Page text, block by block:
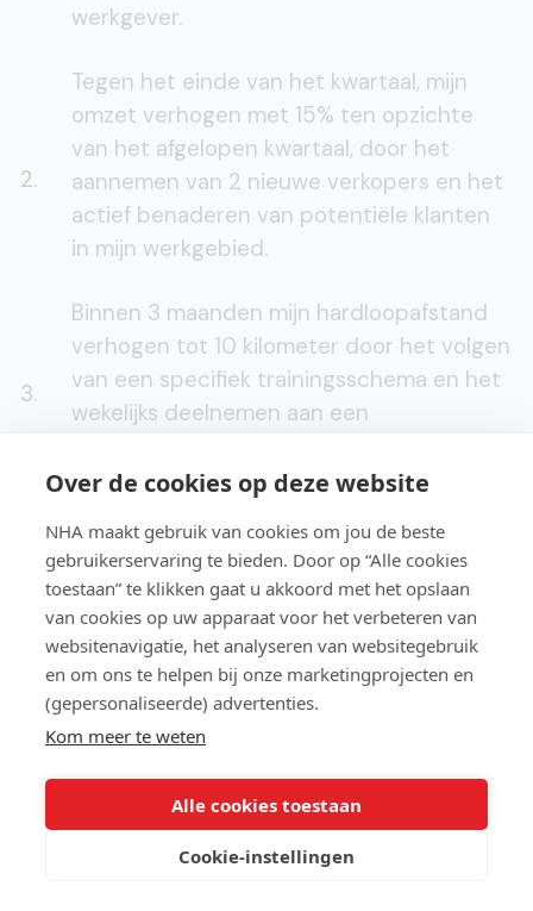
Over de cookies op deze website
NHA maakt gebruik van cookies om jou de beste
gebruikerservaring te bieden. Door op “Alle cookies
toestaan” te klikken gaat u akkoord met het opslaan
van cookies op uw apparaat voor het verbeteren van
websitenavigatie, het analyseren van websitegebruik
en om ons te helpen bij onze marketingprojecten en
(gepersonaliseerde) advertenties.
Kom meer te weten
Alle cookies toestaan
Cookie-instellingen
werkgever.
2.
Tegen het einde van het kwartaal, mijn
omzet verhogen met 15% ten opzichte
van het afgelopen kwartaal, door het
aannemen van 2 nieuwe verkopers en het
actief benaderen van potentiële klanten
in mijn werkgebied.
3.
Binnen 3 maanden mijn hardloopafstand
verhogen tot 10 kilometer door het volgen
van een specifiek trainingsschema en het
wekelijks deelnemen aan een
projectmanagementuitbreiden door een
cursusProjectmanagementof deIPMA-D
opleiding te volgen, conferenties bij te
wonen en praktijkervaring op te doen in
het ondersteunen of leiden van projecten.
Binnen 3 maanden
verminderenmet 5 kilo door het volgen
gezond dieeten wekelijks